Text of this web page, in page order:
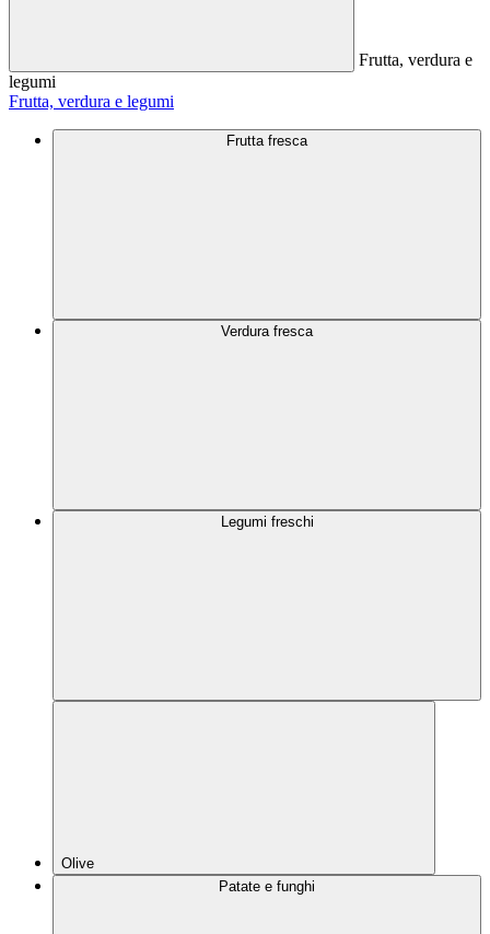
Frutta, verdura e
legumi
Frutta, verdura e legumi
Frutta fresca
Verdura fresca
Legumi freschi
Olive
Patate e funghi